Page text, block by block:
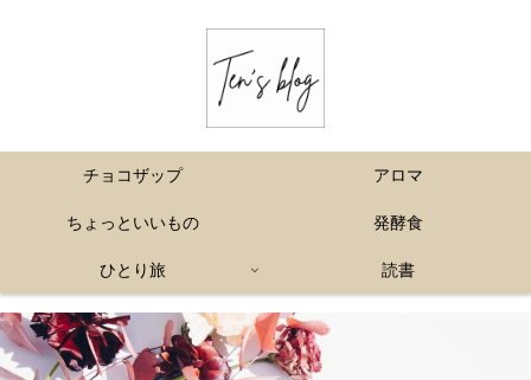
チョコザップ アロマ
ちょっといいもの 発酵食
ひとり旅 読書